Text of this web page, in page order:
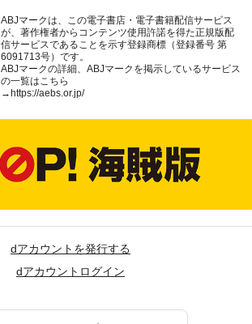
ABJマークは、この電子書店・電子書籍配信サービス
が、著作権者からコンテンツ使用許諾を得た正規版配
信サービスであることを示す登録商標（登録番号 第
6091713号）です。
ABJマークの詳細、ABJマークを掲示しているサービス
の一覧はこちら
→ https://aebs.or.jp/
dアカウントを発行する
dアカウントログイン